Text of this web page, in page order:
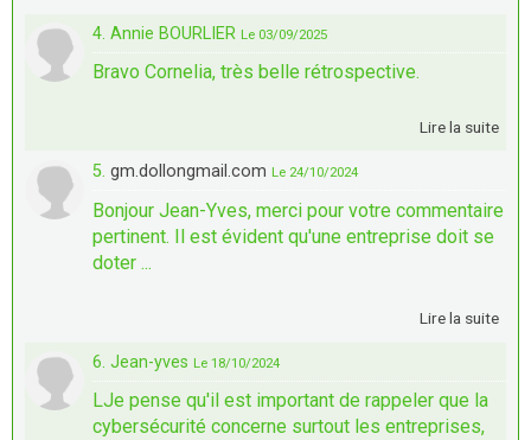
4. Annie BOURLIER Le 03/09/2025
Bravo Cornelia, très belle rétrospective.
Lire la suite
5. gm.dollongmail.com Le 24/10/2024
Bonjour Jean-Yves, merci pour votre commentaire
pertinent. Il est évident qu'une entreprise doit se
doter ...
Lire la suite
6. Jean-yves Le 18/10/2024
LJe pense qu'il est important de rappeler que la
cybersécurité concerne surtout les entreprises,